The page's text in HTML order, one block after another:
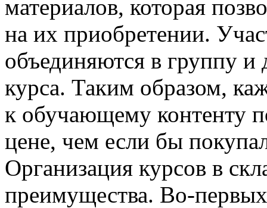
материалов, которая
на их приобретении.
объединяются в группу и
курса. Таким образом,
к обучающему контенту
цене, чем если бы
Организация курсов в
преимущества. Во-